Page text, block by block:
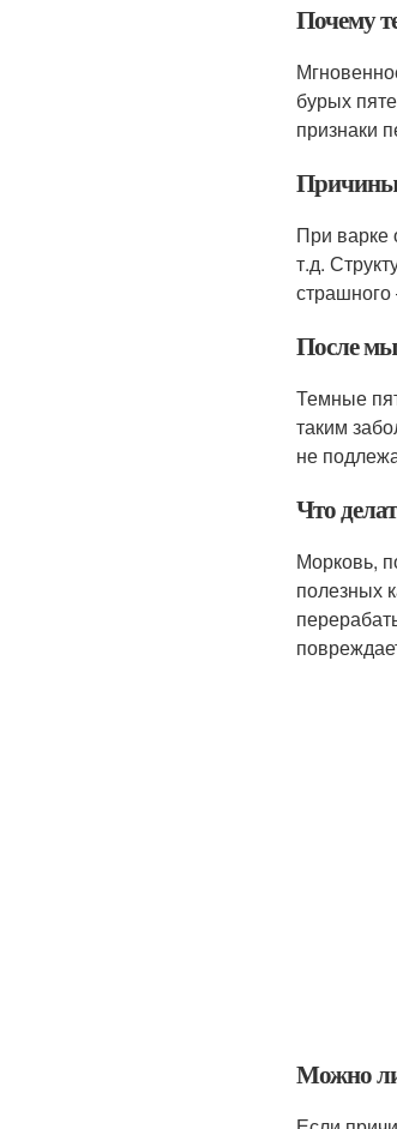
Почему
бурых
признаки
Причины
При варке
т.д.
После
Темные
таким
не
Что
Морковь,
полезных
Можно